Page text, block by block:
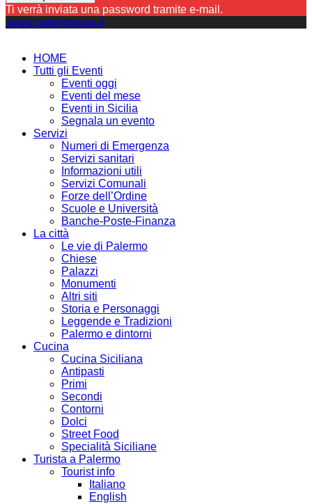
Ti verrà inviata una password tramite e-mail.
www.palermoviva.it
HOME
Tutti gli Eventi
Eventi oggi
Eventi del mese
Eventi in Sicilia
Segnala un evento
Servizi
Numeri di Emergenza
Servizi sanitari
Informazioni utili
Servizi Comunali
Forze dell’Ordine
Scuole e Università
Banche-Poste-Finanza
La città
Le vie di Palermo
Chiese
Palazzi
Monumenti
Altri siti
Storia e Personaggi
Leggende e Tradizioni
Palermo e dintorni
Cucina
Cucina Siciliana
Antipasti
Primi
Secondi
Contorni
Dolci
Street Food
Specialità Siciliane
Turista a Palermo
Tourist info
Italiano
English